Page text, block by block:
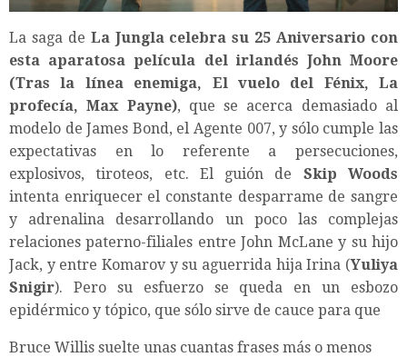
La saga de La Jungla celebra su 25 Aniversario con
esta aparatosa película del irlandés John Moore
(Tras la línea enemiga, El vuelo del Fénix, La
profecía, Max Payne), que se acerca demasiado al
modelo de James Bond, el Agente 007, y sólo cumple las
expectativas en lo referente a persecuciones,
explosivos, tiroteos, etc. El guión de Skip Woods
intenta enriquecer el constante desparrame de sangre
y adrenalina desarrollando un poco las complejas
relaciones paterno-filiales entre John McLane y su hijo
Jack, y entre Komarov y su aguerrida hija Irina (Yuliya
Snigir). Pero su esfuerzo se queda en un esbozo
epidérmico y tópico, que sólo sirve de cauce para que
Bruce Willis suelte unas cuantas frases más o menos